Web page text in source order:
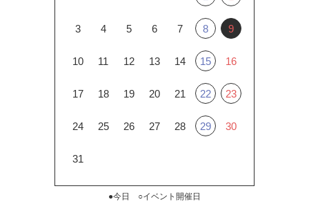
3 4 5 6 7 8 9
10 11 12 13 14 15 16
17 18 19 20 21 22 23
24 25 26 27 28 29 30
31
●今日 ○イベント開催日